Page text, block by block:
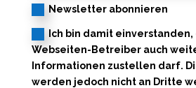
Newsletter abonnieren
Ich bin damit einverstanden,
Webseiten-Betreiber auch
Informationen zustellen darf.
werden jedoch nicht an Dritte